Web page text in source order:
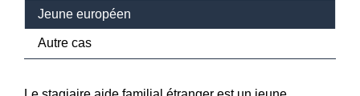
Jeune européen
Autre cas